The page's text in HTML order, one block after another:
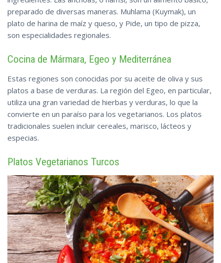
preparado de diversas maneras. Muhlama (Kuymak), un
plato de harina de maíz y queso, y Pide, un tipo de pizza,
son especialidades regionales.
Cocina de Mármara, Egeo y Mediterránea
Estas regiones son conocidas por su aceite de oliva y sus
platos a base de verduras. La región del Egeo, en particular,
utiliza una gran variedad de hierbas y verduras, lo que la
convierte en un paraíso para los vegetarianos. Los platos
tradicionales suelen incluir cereales, marisco, lácteos y
especias.
Platos Vegetarianos Turcos